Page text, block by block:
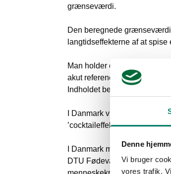
Denne
Vi bruger
vores trafik.
grænseværdi.
Den beregnede
langtidseffekterne af at
Man holder også øje med
akut referencedosis (ARfD),
Indholdet beregnes i alle de
I Danmark vurderer man
’cocktaileffekten’, når der
I Danmark må indtaget fra
DTU Fødevareinstituttet